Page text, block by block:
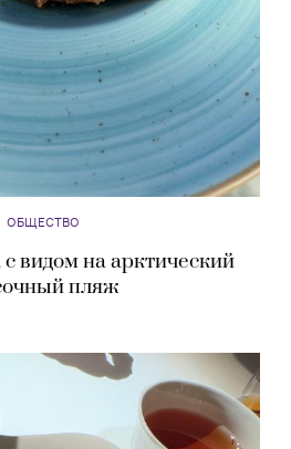
ОБЩЕСТВО
видом на арктический
пляж